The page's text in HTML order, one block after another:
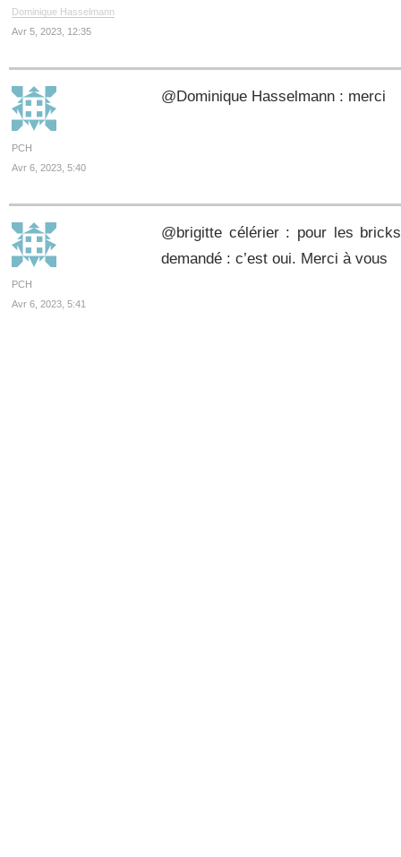
Dominique Hasselmann
Avr 5, 2023, 12:35
PCH
Avr 6, 2023, 5:40
@Dominique Hasselmann : merci
PCH
Avr 6, 2023, 5:41
@brigitte célérier : pour les
demandé : c’est oui. Merci à vous